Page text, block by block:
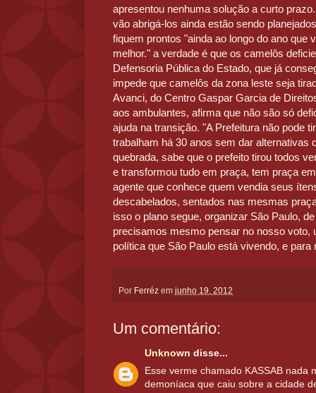
apresentou nenhuma solução a curto
vão abrigá-los ainda estão sendo
fiquem prontos "ainda ao longo do ano que
melhor." a verdade é que os camelôs
Defensoria Pública do Estado, que já
impede que camelôs da zona leste seja
Avanci, do Centro Gaspar Garcia de
aos ambulantes, afirma que não são só
ajuda na transição. "A Prefeitura não pode
trabalham há 30 anos sem dar alternativas
quebrada, sabe que o prefeito tirou todos
e transformou tudo em praça, tem praça
agente que conhece quem vendia seus
descabelados, sentados nas mesmas
isso o plano segue, organizar São Paulo,
precisamos mesmo pensar no nosso voto,
política que São Paulo está vivendo, e
Por Ferréz em junho 19, 2012
Um comentário:
Unknown disse...
Esse verme chamado KASSAB nada
demoníaca que caiu sobre a cidade